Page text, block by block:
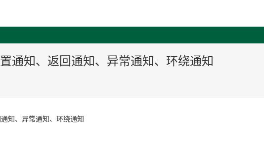
通知、返回通知、异常通知、环绕通知
知、异常通知、环绕通知